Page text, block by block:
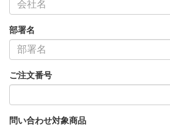
部署名
ご注文番号
問い合わせ対象商品